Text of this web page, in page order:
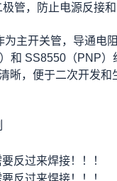
管，防止电源反接
为主开关管，导通电
和 SS8550（PNP
晰，便于二次开发和
反过来焊接！！！
反过来焊接！！！